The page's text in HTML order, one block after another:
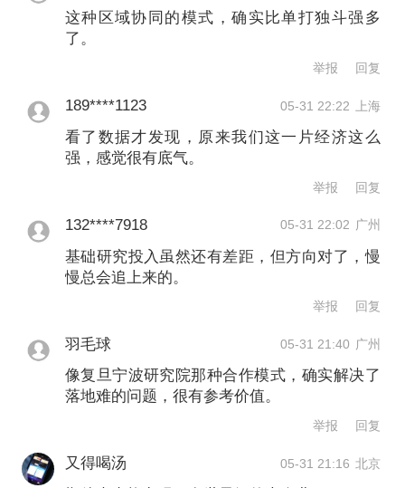
源“散而不合”、区域协同效能尚未充分释
比如，基础研究阶段，长三角对早期研
究投入比例偏低、头部创新成果数量不
足。对比来看，美国波士华地区的基础
研究占研发费用比例达到18%，长三角
只有6%；美国波士华地区的高被引论文
数达4.1万篇，长三角只有2.4万篇。
比例低，创新成果数量和质量均不足。
对比来看，英国中南部区域获得早期融
资轮次的企业数量占比达74%，北美五
大湖区域达71%，而长三角是37%。
这种区域协同的模式，确实比单打独斗强多
了。
举报 回复
189****1123 05-31 22:22 上海
看了数据才发现，原来我们这一片经济这么
强，感觉很有底气。
举报 回复
132****7918 05-31 22:02 广州
基础研究投入虽然还有差距，但方向对了，慢
慢总会追上来的。
举报 回复
羽毛球 05-31 21:40 广州
像复旦宁波研究院那种合作模式，确实解决了
落地难的问题，很有参考价值。
举报 回复
又得喝汤 05-31 21:16 北京